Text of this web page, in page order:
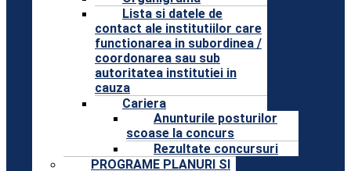
Lista si datele de
contact ale institutiilor care
functionarea in subordinea /
coordonarea sau sub
autoritatea institutiei in
cauza
Cariera
Anunturile posturilor
scoase la concurs
Rezultate concursuri
PROGRAME PLANURI SI